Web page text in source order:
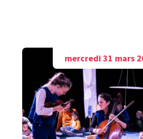
mercredi 31 mars